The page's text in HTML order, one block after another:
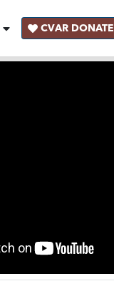
CVAR DONATE